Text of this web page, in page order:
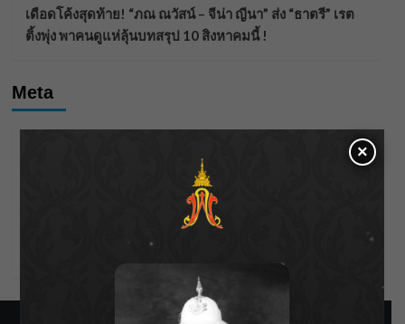
เดือดโค้งสุดท้าย! “ภณ ณวัสน์ – จีน่า ญีนา” ส่ง “ธาตรี” เรต
ติ้งพุ่ง พาคนดูแห่ลุ้นบทสรุป 10 สิงหาคมนี้ !
Meta
×